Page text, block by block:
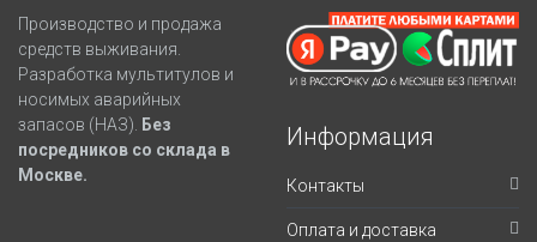
Производство и продажа
средств выживания.
Разработка мультитулов и
носимых аварийных
запасов (НАЗ).
Без
посредников со склада в
Москве.
Информация
Контакты
Оплата и доставка